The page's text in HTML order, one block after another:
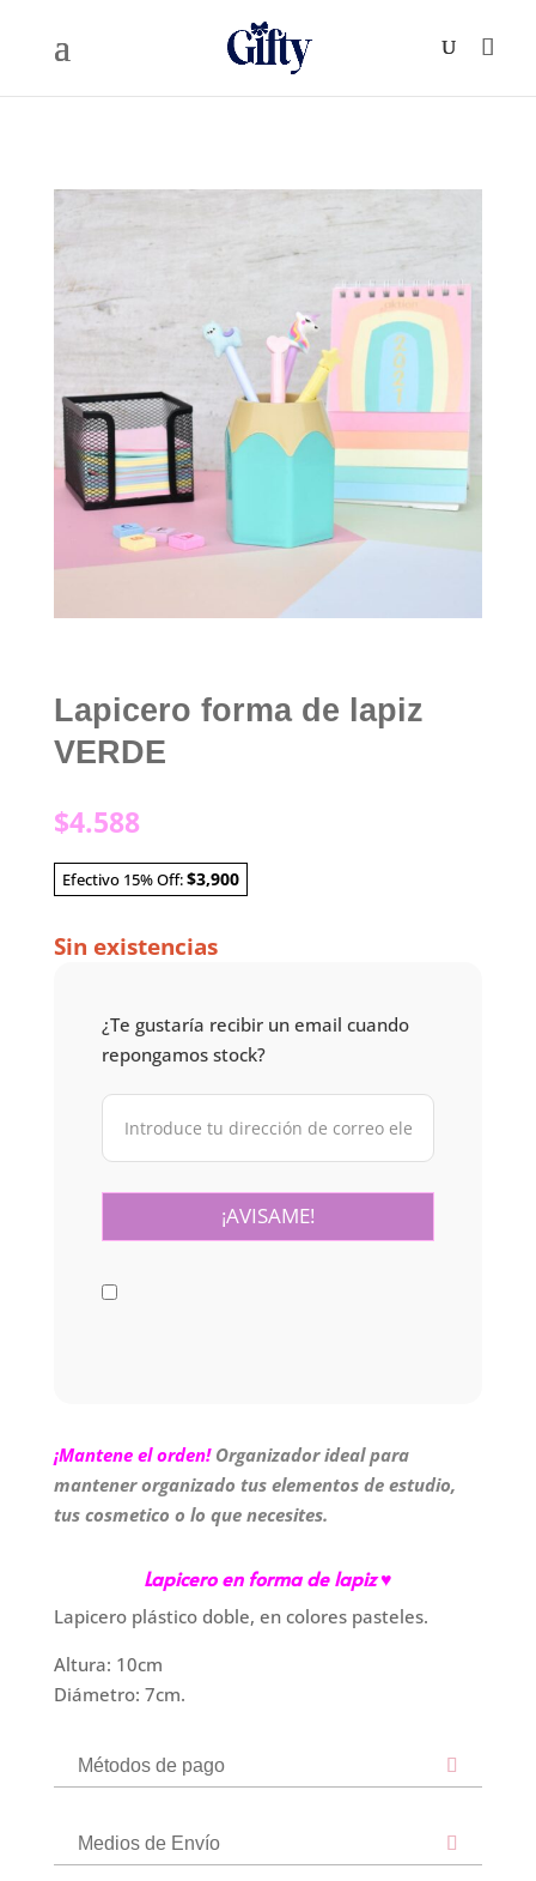
Lapicero forma de lapiz
VERDE
$4.588
Efectivo 15% Off:$3,900
Sin existencias
¿Te gustaría recibir un email cuando
repongamos stock?
¡Mantene el orden! Organizador ideal para
mantener organizado tus elementos de estudio,
tus cosmetico o lo que necesites.
Lapicero en forma de lapiz ♥
Lapicero plástico doble, en colores pasteles.
Altura: 10cm
Diámetro: 7cm.
Métodos de pago
Medios de Envío